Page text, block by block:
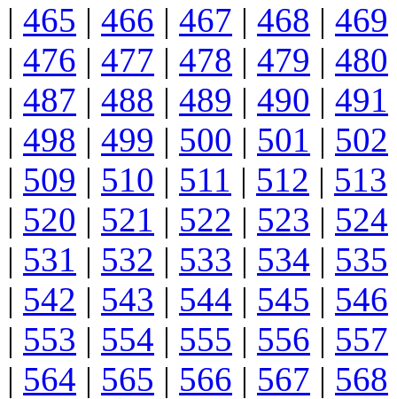
| 465 | 466 | 467 | 468 | 469
| 476 | 477 | 478 | 479 | 480
| 487 | 488 | 489 | 490 | 491
| 498 | 499 | 500 | 501 | 502
| 509 | 510 | 511 | 512 | 513
| 520 | 521 | 522 | 523 | 524
| 531 | 532 | 533 | 534 | 535
| 542 | 543 | 544 | 545 | 546
| 553 | 554 | 555 | 556 | 557
| 564 | 565 | 566 | 567 | 568